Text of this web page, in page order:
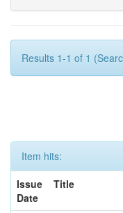
Results 1-1 of 1
Item hits:
Issue
Date
Title